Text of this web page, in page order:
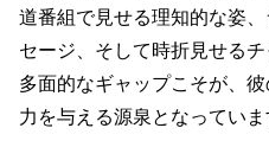
道番組で見せる理知的な姿
セージ、そして時折見せる
多面的なギャップこそが、
力を与える源泉となっていま